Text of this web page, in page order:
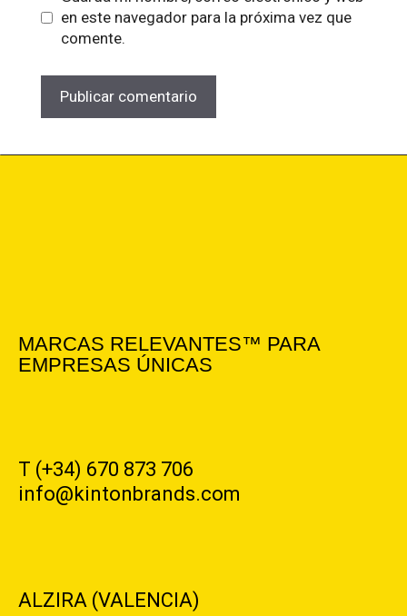
en este navegador para la próxima vez que
comente.
MARCAS RELEVANTES™ PARA
EMPRESAS ÚNICAS
T (+34) 670 873 706
info@kintonbrands.com
ALZIRA (VALENCIA)